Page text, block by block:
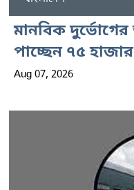
মানবিক
পাচ্ছেন ৭৫
Aug 07, 2026